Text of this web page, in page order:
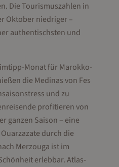
Die Tourismuszahlen in
Oktober niedriger –
authentischsten und
Monat für Marokko-
die Medinas von Fes
und zu
profitieren von
ganzen Saison – eine
durch die
Merzouga ist im
erlebbar. Atlas-